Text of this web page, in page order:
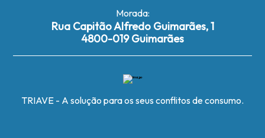
Morada:
Rua Capitão Alfredo Guimarães, 1
4800-019 Guimarães
TRIAVE - A solução para os seus conflitos de consumo.